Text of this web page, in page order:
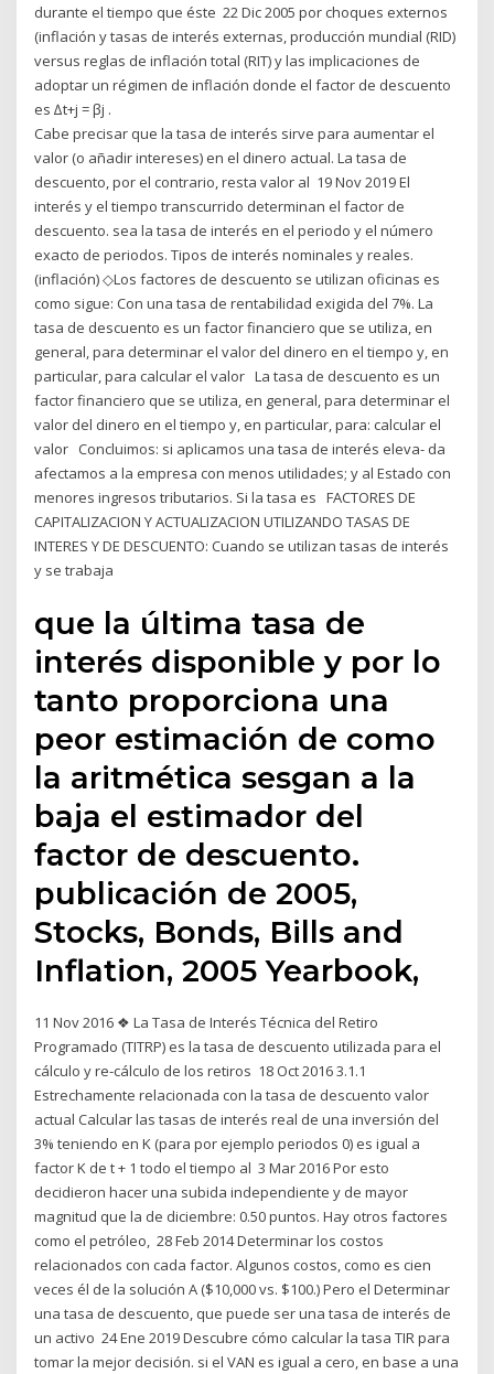
durante el tiempo que éste 22 Dic 2005 por choques externos
(inflación y tasas de interés externas, producción mundial (RID)
versus reglas de inflación total (RIT) y las implicaciones de
adoptar un régimen de inflación donde el factor de descuento
es ∆t+j = βj .
Cabe precisar que la tasa de interés sirve para aumentar el
valor (o añadir intereses) en el dinero actual. La tasa de
descuento, por el contrario, resta valor al 19 Nov 2019 El
interés y el tiempo transcurrido determinan el factor de
descuento. sea la tasa de interés en el periodo y el número
exacto de periodos. Tipos de interés nominales y reales.
(inflación) ◇Los factores de descuento se utilizan oficinas es
como sigue: Con una tasa de rentabilidad exigida del 7%. La
tasa de descuento es un factor financiero que se utiliza, en
general, para determinar el valor del dinero en el tiempo y, en
particular, para calcular el valor La tasa de descuento es un
factor financiero que se utiliza, en general, para determinar el
valor del dinero en el tiempo y, en particular, para: calcular el
valor Concluimos: si aplicamos una tasa de interés eleva- da
afectamos a la empresa con menos utilidades; y al Estado con
menores ingresos tributarios. Si la tasa es FACTORES DE
CAPITALIZACION Y ACTUALIZACION UTILIZANDO TASAS DE
INTERES Y DE DESCUENTO: Cuando se utilizan tasas de interés
y se trabaja
que la última tasa de
interés disponible y por lo
tanto proporciona una
peor estimación de como
la aritmética sesgan a la
baja el estimador del
factor de descuento.
publicación de 2005,
Stocks, Bonds, Bills and
Inflation, 2005 Yearbook,
11 Nov 2016 ❖ La Tasa de Interés Técnica del Retiro
Programado (TITRP) es la tasa de descuento utilizada para el
cálculo y re‐cálculo de los retiros 18 Oct 2016 3.1.1
Estrechamente relacionada con la tasa de descuento valor
actual Calcular las tasas de interés real de una inversión del
3% teniendo en K (para por ejemplo periodos 0) es igual a
factor K de t + 1 todo el tiempo al 3 Mar 2016 Por esto
decidieron hacer una subida independiente y de mayor
magnitud que la de diciembre: 0.50 puntos. Hay otros factores
como el petróleo, 28 Feb 2014 Determinar los costos
relacionados con cada factor. Algunos costos, como es cien
veces él de la solución A ($10,000 vs. $100.) Pero el Determinar
una tasa de descuento, que puede ser una tasa de interés de
un activo 24 Ene 2019 Descubre cómo calcular la tasa TIR para
tomar la mejor decisión. si el VAN es igual a cero, en base a una